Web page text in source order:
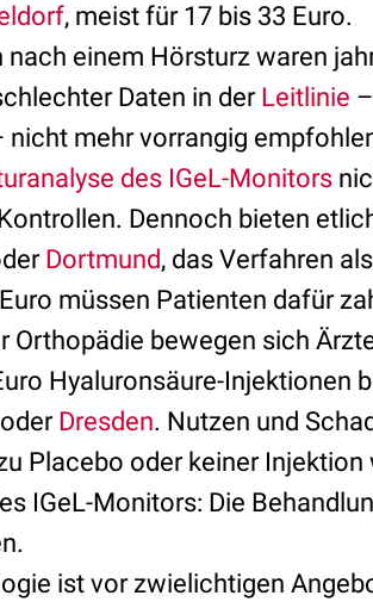
, meist für 17 bis 33 Euro.
nach einem Hörsturz waren
Daten in der Leitlinie
nicht mehr vorrangig
des IGeL-Monitors
Dennoch bieten
Dortmund, das Verfahren
müssen Patienten dafür
Orthopädie bewegen sich
Hyaluronsäure-Injektionen
Dresden. Nutzen und
Placebo oder keiner
IGeL-Monitors: Die
ist vor zwielichtigen